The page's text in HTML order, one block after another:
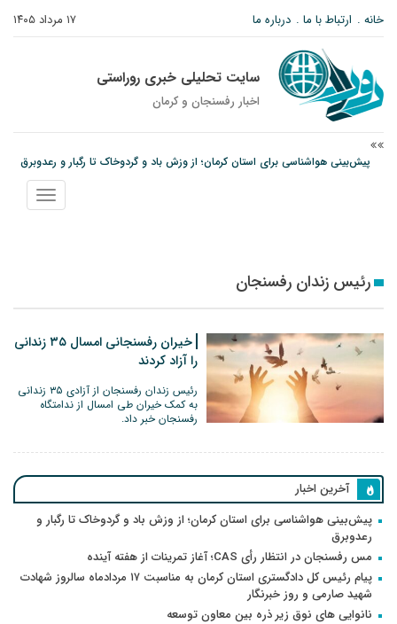
۱۷ مرداد ۱۴۰۵ خانه ارتباط با ما درباره ما
سایت تحلیلی خبری روراستی
اخبار رفسنجان و كرمان
پیش‌بینی هواشناسی برای استان کرمان؛ از وزش باد و گردوخاک تا رگبار و رعدوبرق
پیام رئیس کل دادگستری استان کرمان به مناسبت ۱۷ مردادماه سالروز شهادت شهید
نمایش
منو
رئیس زندان رفسنجان
خیران رفسنجانی امسال ۳۵ زندانی
را آزاد کردند
رئیس زندان رفسنجان از آزادی ۳۵ زندانی
به کمک خیران طی امسال از ندامتگاه
رفسنجان خبر داد.
آخرین اخبار
پیش‌بینی هواشناسی برای استان کرمان؛ از وزش باد و گردوخاک تا رگبار و
رعدوبرق
مس رفسنجان در انتظار رأی CAS؛ آغاز تمرینات از هفته آینده
پیام رئیس کل دادگستری استان کرمان به مناسبت ۱۷ مردادماه سالروز شهادت
شهید صارمی و روز خبرنگار
نانوایی های نوق زیر ذره بین معاون توسعه